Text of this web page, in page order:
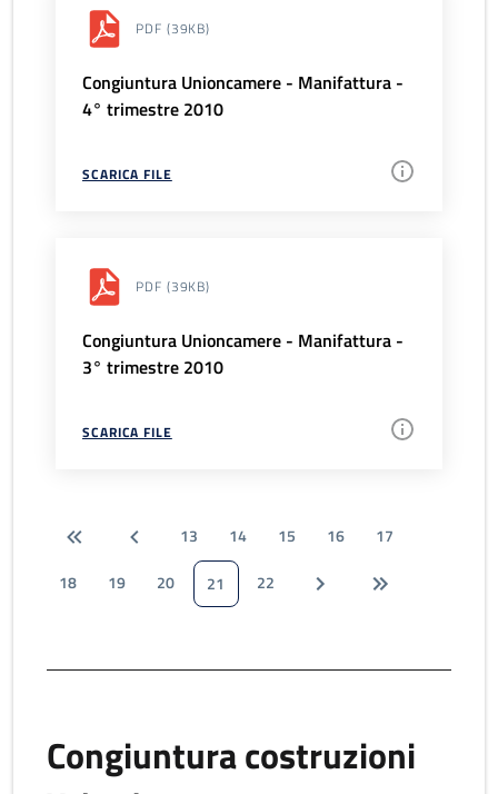
PDF (39KB)
Congiuntura Unioncamere - Manifattura -
4° trimestre 2010
SCARICA FILE
PDF (39KB)
Congiuntura Unioncamere - Manifattura -
3° trimestre 2010
SCARICA FILE
13 14 15 16
17
18
19 20 21 22
Congiuntura costruzioni